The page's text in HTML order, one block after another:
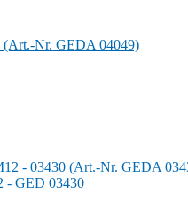
- GED 03430